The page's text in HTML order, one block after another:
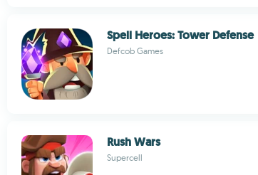
Spell Heroes: Tower Defense
Defcob Games
Rush Wars
Supercell